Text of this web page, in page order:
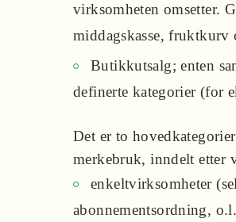
virksomheten omsetter.
middagskasse,
Butikkutsalg; enten
definerte kategorier (for
Det er to
merkebruk, inndelt etter
enkeltvirksomheter
abonnementsordning,